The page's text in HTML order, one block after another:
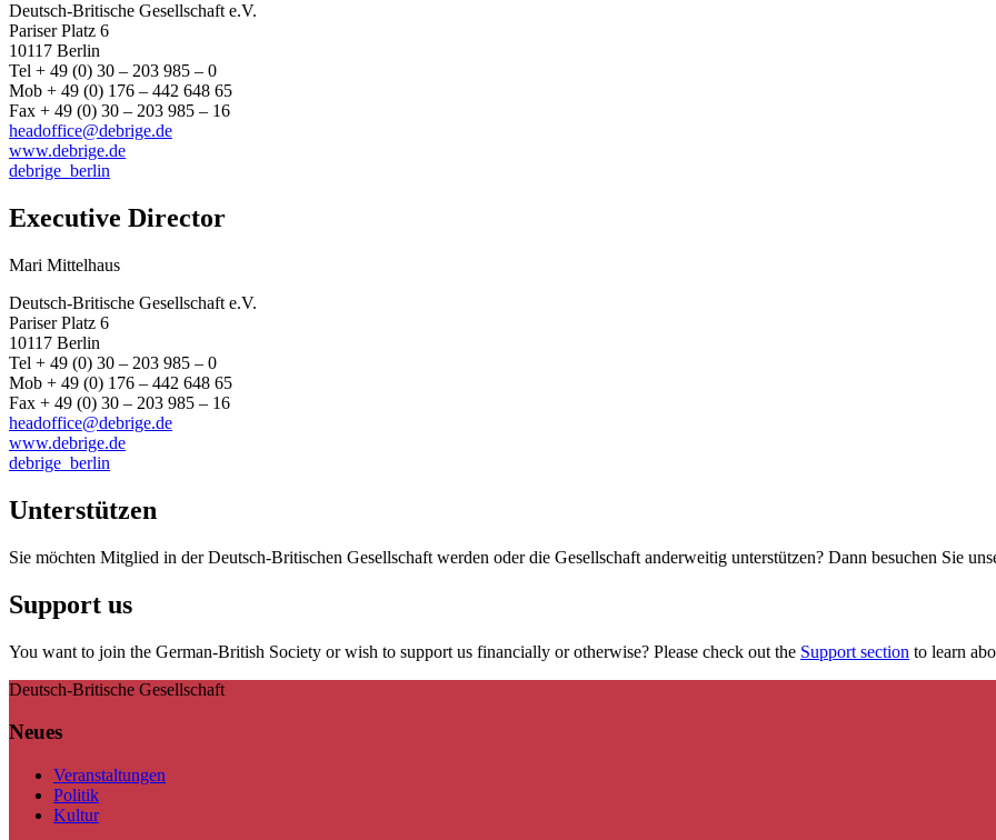
Deutsch-Britische Gesellschaft e.V.
Pariser Platz 6
10117 Berlin
Tel + 49 (0) 30 – 203 985 – 0
Mob + 49 (0) 176 – 442 648 65
Fax + 49 (0) 30 – 203 985 – 16
headoffice@debrige.de
www.debrige.de
debrige_berlin
Executive Director
Mari Mittelhaus
Deutsch-Britische Gesellschaft e.V.
Pariser Platz 6
10117 Berlin
Tel + 49 (0) 30 – 203 985 – 0
Mob + 49 (0) 176 – 442 648 65
Fax + 49 (0) 30 – 203 985 – 16
headoffice@debrige.de
www.debrige.de
debrige_berlin
Unterstützen
Sie möchten Mitglied in der Deutsch-Britischen Gesellschaft werden oder die Gesellschaft anderweitig unterstützen? Dann besuchen Sie
Support us
You want to join the German-British Society or wish to support us financially or otherwise? Please check out the Support section to learn
Deutsch-Britische Gesellschaft
Neues
Veranstaltungen
Politik
Kultur